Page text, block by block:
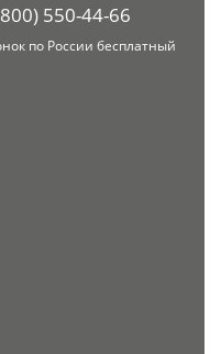
550-44-66
по России бесплатный